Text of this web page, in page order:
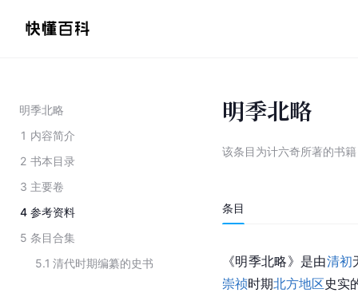
明季北略
1 内容简介
2 书本目录
3 主要卷
4 参考资料
5 条目合集
5.1 清代时期编纂的史书
明季北略
该条目为计六奇所著的书籍
条目
《明季北略》是由清初
崇祯时期北方地区史实